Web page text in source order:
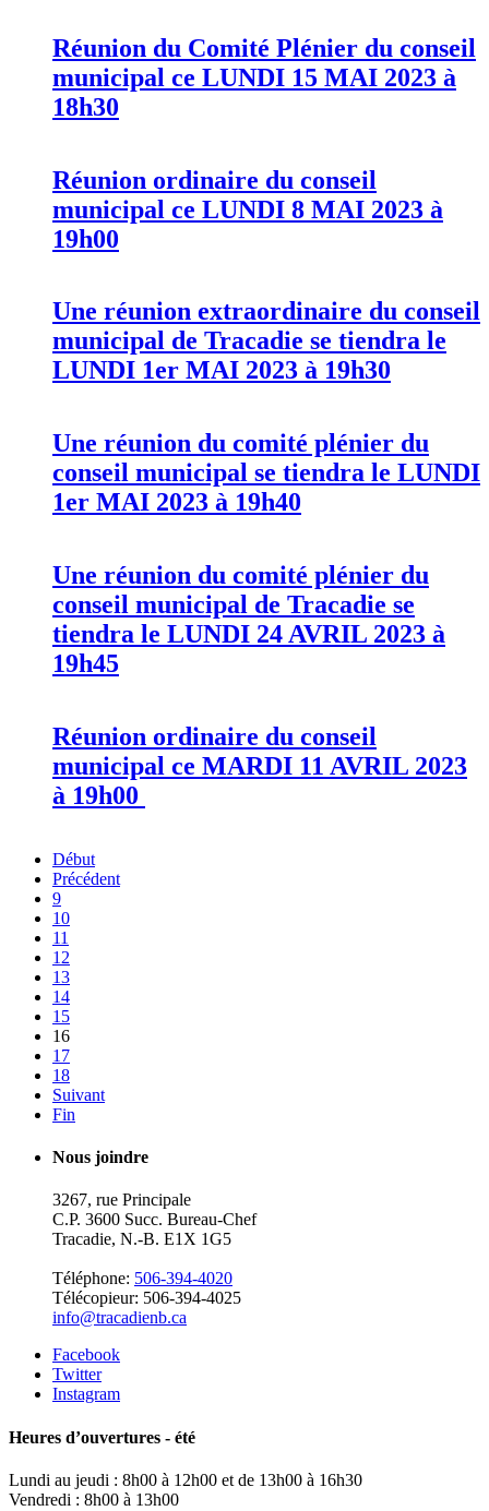
Réunion du Comité Plénier du conseil
municipal ce LUNDI 15 MAI 2023 à
18h30
Réunion ordinaire du conseil
municipal ce LUNDI 8 MAI 2023 à
19h00
Une réunion extraordinaire du conseil
municipal de Tracadie se tiendra le
LUNDI 1er MAI 2023 à 19h30
Une réunion du comité plénier du
conseil municipal se tiendra le LUNDI
1er MAI 2023 à 19h40
Une réunion du comité plénier du
conseil municipal de Tracadie se
tiendra le LUNDI 24 AVRIL 2023 à
19h45
Réunion ordinaire du conseil
municipal ce MARDI 11 AVRIL 2023
à 19h00
Début
Précédent
9
10
11
12
13
14
15
16
17
18
Suivant
Fin
Nous joindre
3267, rue Principale
C.P. 3600 Succ. Bureau-Chef
Tracadie, N.-B. E1X 1G5
Téléphone: 506-394-4020
Télécopieur: 506-394-4025
info@tracadienb.ca
Facebook
Twitter
Instagram
Heures d’ouvertures - été
Lundi au jeudi : 8h00 à 12h00 et de 13h00 à 16h30
Vendredi : 8h00 à 13h00